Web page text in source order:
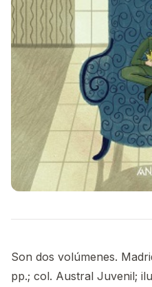
Son dos volúmenes.
pp.; col. Austral Juvenil;